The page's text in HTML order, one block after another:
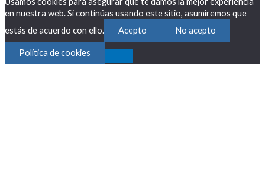
en nuestra web. Si continúas usando este sitio, asumiremos que
estás de acuerdo con ello.
Acepto No acepto
Política de cookies